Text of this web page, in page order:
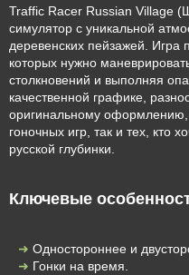
Traffic Racer Russian Village
симулятор с уникальной
деревенских пейзажей.
которых нужно
столкновений и выполняя
качественной графике,
оригинальному оформлению,
гоночных игр, так и тех, кто
русской глубинки.
Ключевые
Одностороннее и
Гонки на время.